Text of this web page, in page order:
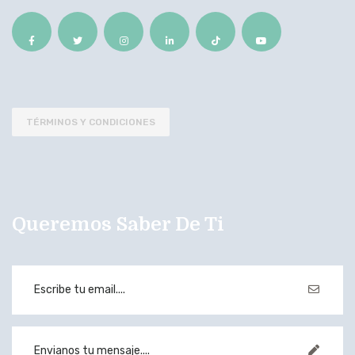
TÉRMINOS Y CONDICIONES
Queremos Saber De Ti